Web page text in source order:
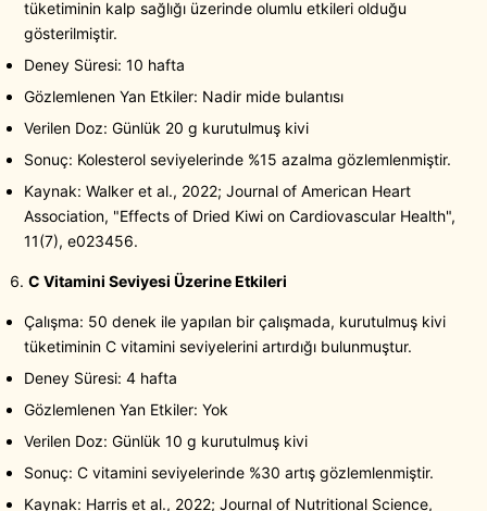
tüketiminin kalp sağlığı üzerinde olumlu etkileri olduğu
gösterilmiştir.
Deney Süresi: 10 hafta
Gözlemlenen Yan Etkiler: Nadir mide bulantısı
Verilen Doz: Günlük 20 g kurutulmuş kivi
Sonuç: Kolesterol seviyelerinde %15 azalma gözlemlenmiştir.
Kaynak: Walker et al., 2022; Journal of American Heart
Association, "Effects of Dried Kiwi on Cardiovascular Health",
11(7), e023456.
C Vitamini Seviyesi Üzerine Etkileri
Çalışma: 50 denek ile yapılan bir çalışmada, kurutulmuş kivi
tüketiminin C vitamini seviyelerini artırdığı bulunmuştur.
Deney Süresi: 4 hafta
Gözlemlenen Yan Etkiler: Yok
Verilen Doz: Günlük 10 g kurutulmuş kivi
Sonuç: C vitamini seviyelerinde %30 artış gözlemlenmiştir.
Kaynak: Harris et al., 2022; Journal of Nutritional Science,